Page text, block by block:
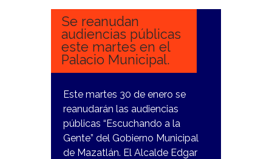
Se reanudan
audiencias públicas
este martes en el
Palacio Municipal.
Este martes 30 de enero se
reanudarán las audiencias
públicas “Escuchando a la
Gente” del Gobierno Municipal
de Mazatlán. El Alcalde Edgar